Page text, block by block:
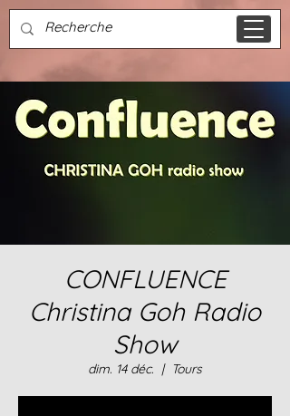
CONFLUENCE
Christina Goh Radio
Show
dim. 14 déc.
  |
Tours